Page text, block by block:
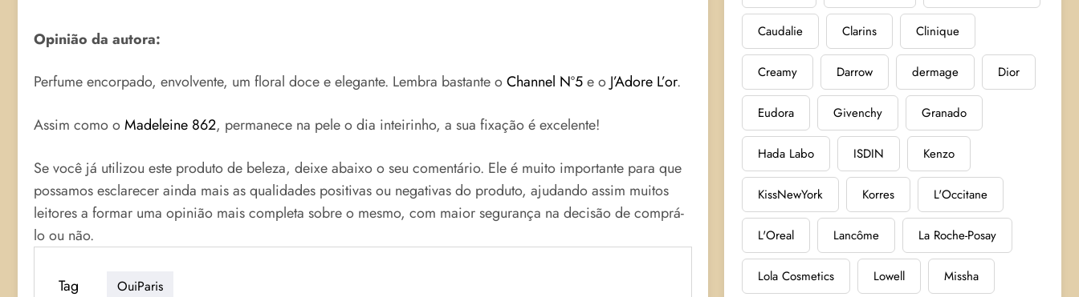
Opinião da autora:
Perfume encorpado, envolvente, um floral doce e elegante. Lembra bastante oChannel Nº5e o J’Adore L’or.
Assim como oMadeleine 862, permanece na pele o dia inteirinho, a sua fixação é excelente!
Se você já utilizou este produto de beleza, deixe abaixo o seu comentário. Ele é muito importante para que
possamos esclarecer ainda mais as qualidades positivas ou negativas do produto, ajudando assim muitos
leitores a formar uma opinião mais completa sobre o mesmo, com maior segurança na decisão de comprá-
lo ou não.
Tag OuiParis
Caudalie Clarins Clinique
Creamy Darrow dermage Dior
Eudora Givenchy Granado
Hada Labo ISDIN Kenzo
KissNewYork Korres L'Occitane
L'Oreal Lancôme La Roche-Posay
Lola Cosmetics Lowell Missha